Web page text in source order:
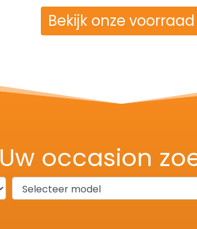
Bekijk onze voorraad
Uw occasion